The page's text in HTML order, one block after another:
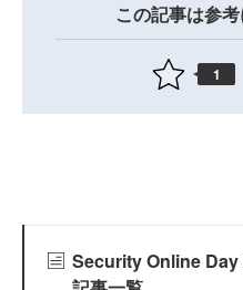
この記事は参
1
Security Online Day